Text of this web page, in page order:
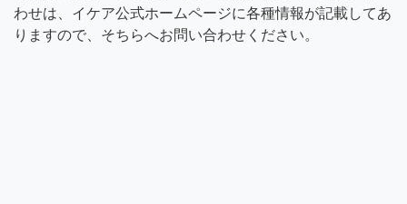
わせは、イケア公式ホームページに各種情報が記載してあ
りますので、そちらへお問い合わせください。